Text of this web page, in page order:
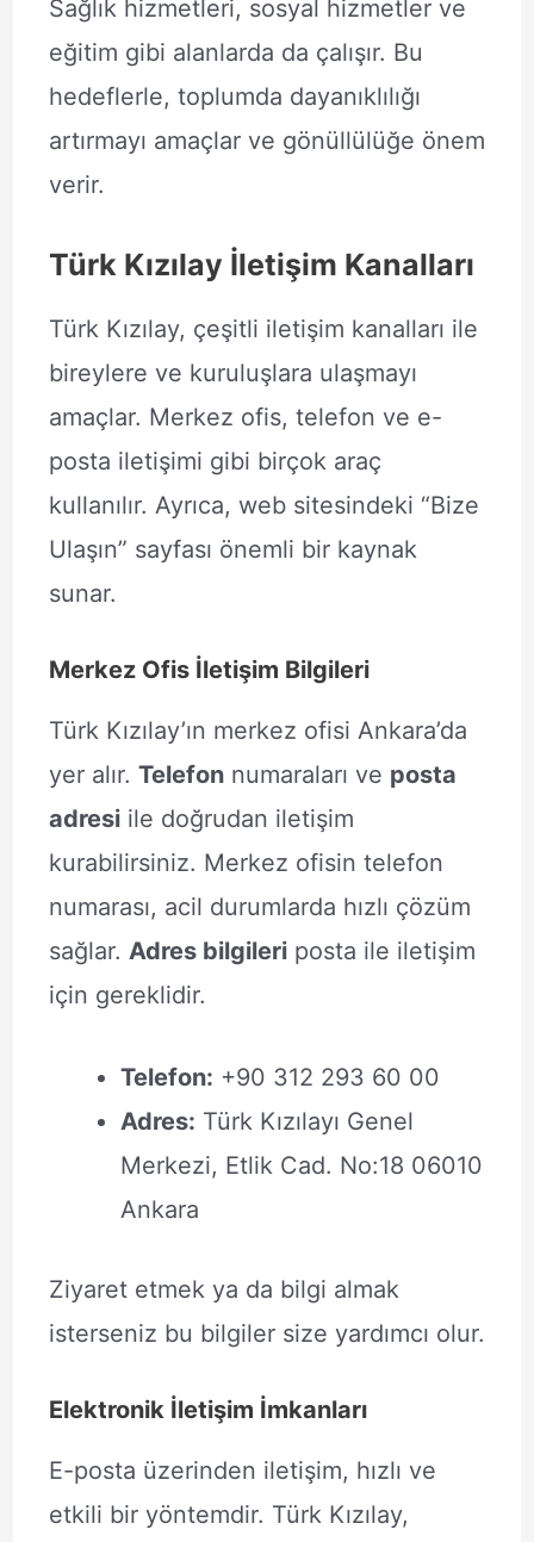
Sağlık hizmetleri, sosyal hizmetler ve
eğitim gibi alanlarda da çalışır. Bu
hedeflerle, toplumda dayanıklılığı
artırmayı amaçlar ve gönüllülüğe önem
verir.
Türk Kızılay İletişim Kanalları
Türk Kızılay, çeşitli iletişim kanalları ile
bireylere ve kuruluşlara ulaşmayı
amaçlar. Merkez ofis, telefon ve e-
posta iletişimi gibi birçok araç
kullanılır. Ayrıca, web sitesindeki “Bize
Ulaşın” sayfası önemli bir kaynak
sunar.
Merkez Ofis İletişim Bilgileri
Türk Kızılay’ın merkez ofisi Ankara’da
yer alır. Telefonnumaraları ve posta
adresiile doğrudan iletişim
kurabilirsiniz. Merkez ofisin telefon
numarası, acil durumlarda hızlı çözüm
sağlar. Adres bilgileriposta ile iletişim
için gereklidir.
Telefon: +90 312 293 60 00
Adres: Türk Kızılayı Genel
Merkezi, Etlik Cad. No:18 06010
Ankara
Ziyaret etmek ya da bilgi almak
isterseniz bu bilgiler size yardımcı olur.
Elektronik İletişim İmkanları
E-posta üzerinden iletişim, hızlı ve
etkili bir yöntemdir. Türk Kızılay,